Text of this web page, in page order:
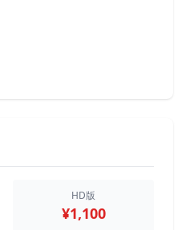
HD版
¥1,100